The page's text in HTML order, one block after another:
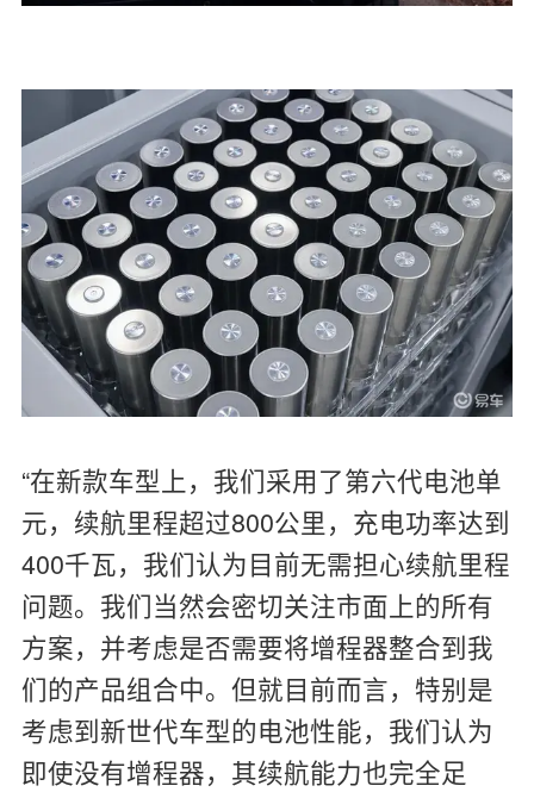
“在新款车型上，我们采用了第六代电池单
元，续航里程超过800公里，充电功率达到
400千瓦，我们认为目前无需担心续航里程
问题。我们当然会密切关注市面上的所有
方案，并考虑是否需要将增程器整合到我
们的产品组合中。但就目前而言，特别是
考虑到新世代车型的电池性能，我们认为
即使没有增程器，其续航能力也完全足